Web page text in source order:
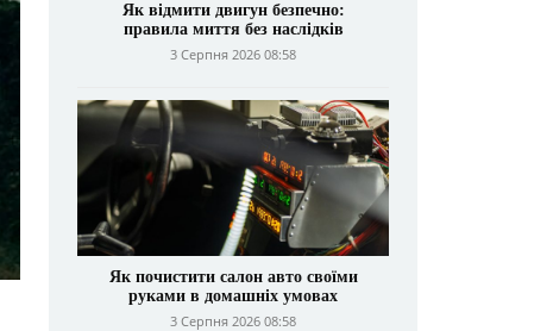
Як відмити двигун безпечно:
правила миття без наслідків
3 Серпня 2026 08:58
Як почистити салон авто своїми
руками в домашніх умовах
3 Серпня 2026 08:58